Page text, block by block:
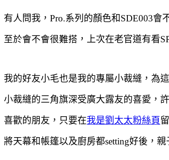
有人問我，Pro.系列的顏色和SDE003會
至於會不會很難搭 ，上次在老官道有看
我的好友小毛也是我的專屬小裁縫 ，為
小裁縫的三角旗深受廣大露友的喜愛 ，
喜歡的朋友 ，只要在我是劉太太粉絲頁
將天幕和帳篷以及廚房都setting好後 ，